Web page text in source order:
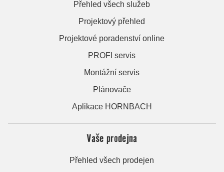
Přehled všech služeb
Projektový přehled
Projektové poradenství online
PROFI servis
Montážní servis
Plánovače
Aplikace HORNBACH
Vaše prodejna
Přehled všech prodejen